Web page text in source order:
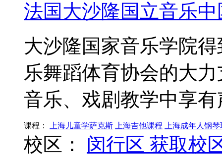
法国大沙隆国立音乐
大沙隆国家音乐学院
乐舞蹈体育协会的大
音乐、戏剧教学中享
课程： 上海儿童学萨克斯 上海吉他课程 上海成年人钢琴
校区： 闵行区 获取校